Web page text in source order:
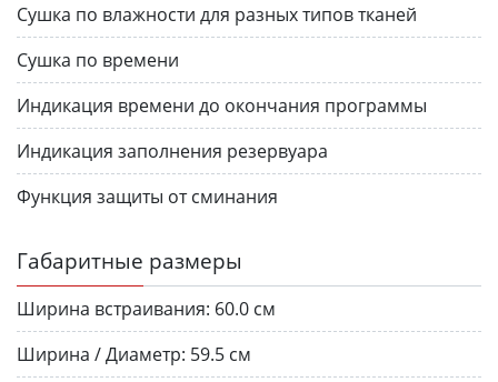
Сушка по влажности для разных типов тканей
Сушка по времени
Индикация времени до окончания программы
Индикация заполнения резервуара
Функция защиты от сминания
Габаритные размеры
Ширина встраивания: 60.0 см
Ширина / Диаметр: 59.5 см